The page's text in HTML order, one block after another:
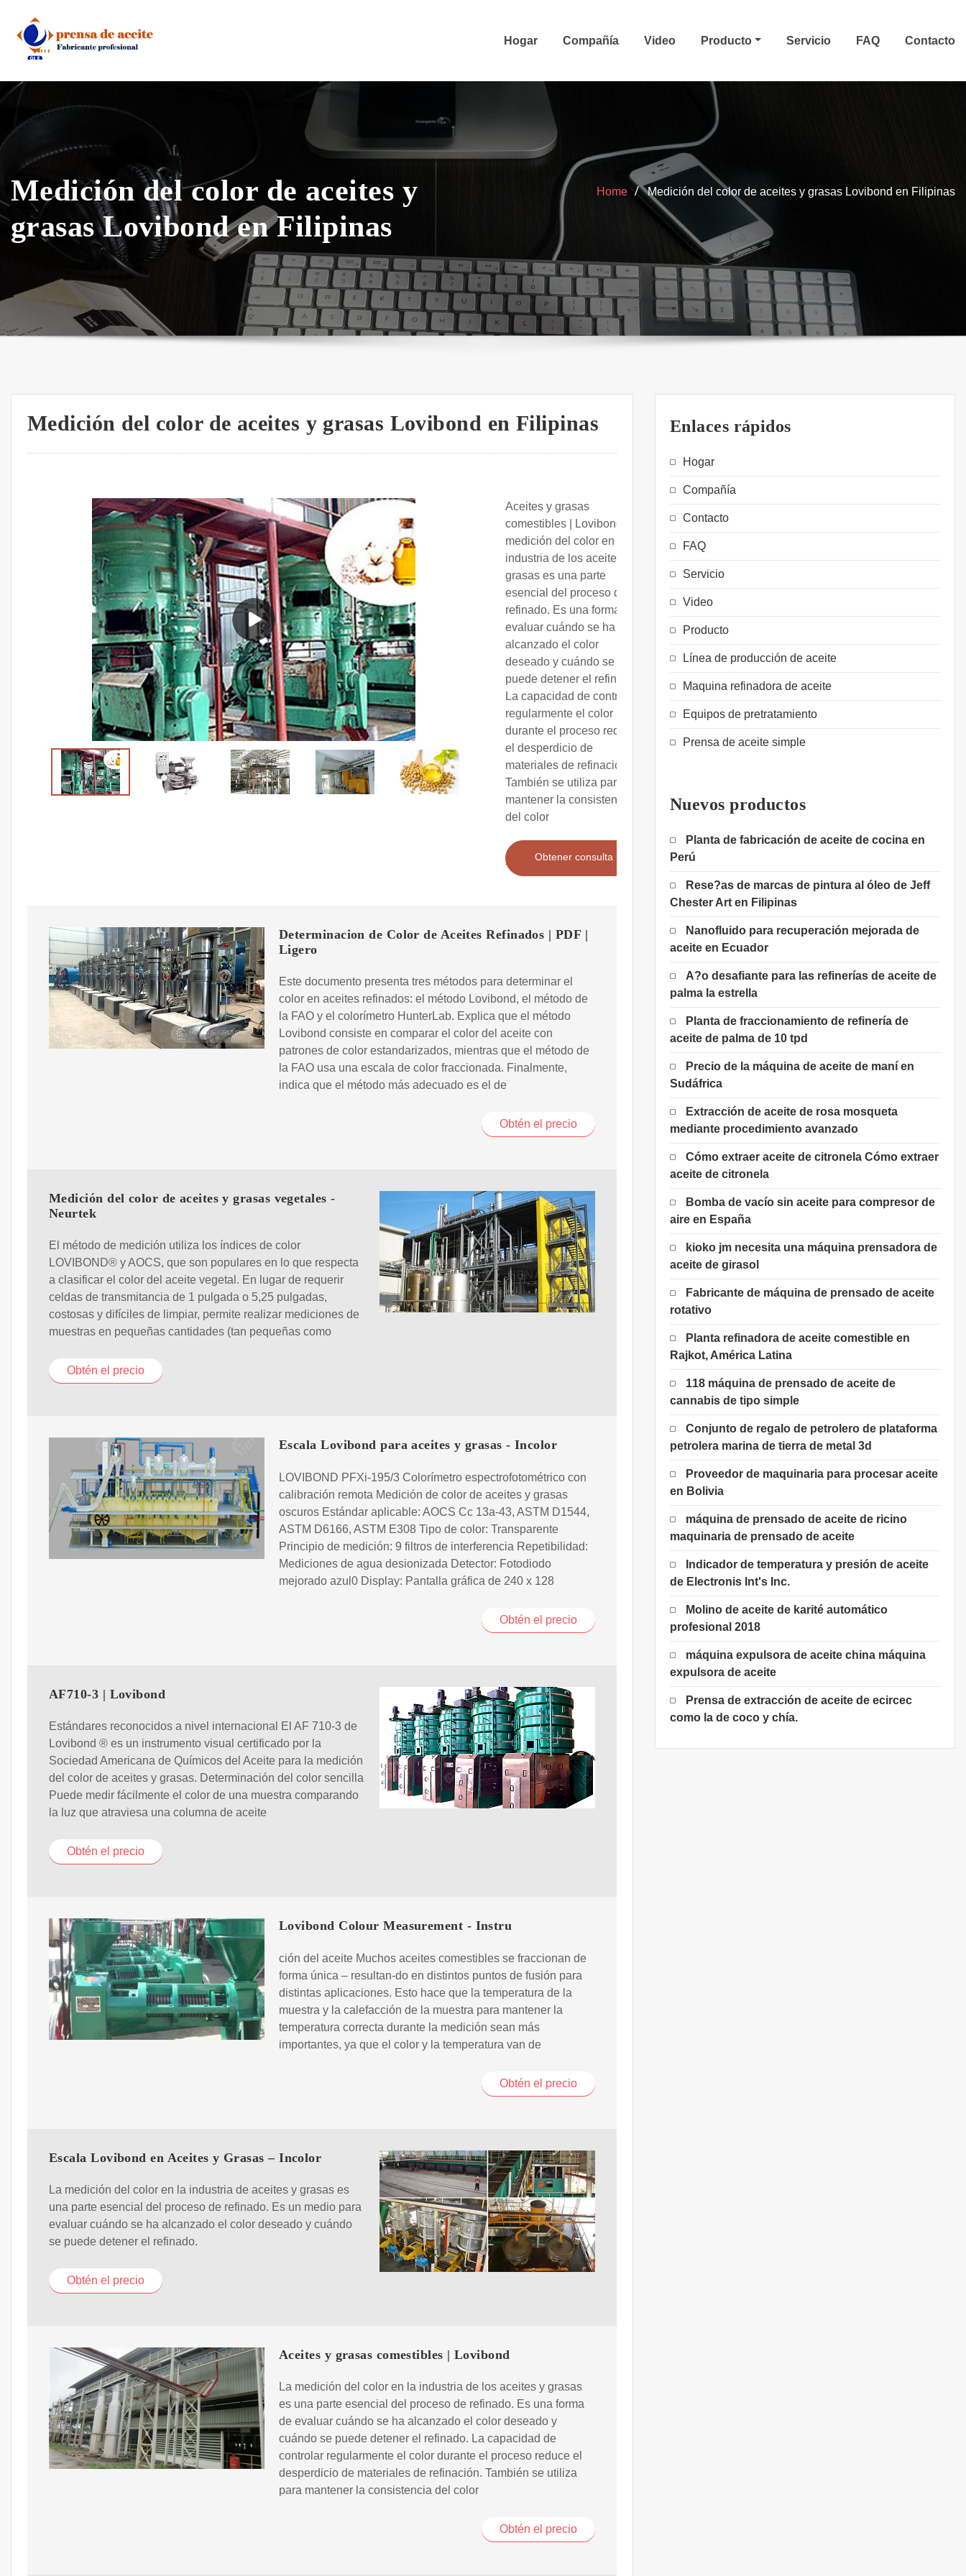
content
Hogar Compañía Video Producto Servicio FAQ Contacto
Medición del color de aceites y
grasas Lovibond en Filipinas
Home Medición del color de aceites y grasas Lovibond en Filipinas
Medición del color de aceites y grasas Lovibond en Filipinas
Aceites y grasas
comestibles | Lovibond. La
medición del color en la
industria de los aceites y
grasas es una parte
esencial del proceso de
refinado. Es una forma de
evaluar cuándo se ha
alcanzado el color
deseado y cuándo se
puede detener el refinado.
La capacidad de controlar
regularmente el color
durante el proceso reduce
el desperdicio de
materiales de refinación.
También se utiliza para
mantener la consistencia
del color
Obtener consulta
Determinacion de Color de Aceites Refinados | PDF |
Ligero
Este documento presenta tres métodos para determinar el
color en aceites refinados: el método Lovibond, el método de
la FAO y el colorímetro HunterLab. Explica que el método
Lovibond consiste en comparar el color del aceite con
patrones de color estandarizados, mientras que el método de
la FAO usa una escala de color fraccionada. Finalmente,
indica que el método más adecuado es el de
Obtén el precio
Medición del color de aceites y grasas vegetales -
Neurtek
El método de medición utiliza los índices de color
LOVIBOND® y AOCS, que son populares en lo que respecta
a clasificar el color del aceite vegetal. En lugar de requerir
celdas de transmitancia de 1 pulgada o 5,25 pulgadas,
costosas y difíciles de limpiar, permite realizar mediciones de
muestras en pequeñas cantidades (tan pequeñas como
Obtén el precio
Escala Lovibond para aceites y grasas - Incolor
LOVIBOND PFXi-195/3 Colorímetro espectrofotométrico con
calibración remota Medición de color de aceites y grasas
oscuros Estándar aplicable: AOCS Cc 13a-43, ASTM D1544,
ASTM D6166, ASTM E308 Tipo de color: Transparente
Principio de medición: 9 filtros de interferencia Repetibilidad:
Mediciones de agua desionizada Detector: Fotodiodo
mejorado azul0 Display: Pantalla gráfica de 240 x 128
Obtén el precio
AF710-3 | Lovibond
Estándares reconocidos a nivel internacional El AF 710-3 de
Lovibond ® es un instrumento visual certificado por la
Sociedad Americana de Químicos del Aceite para la medición
del color de aceites y grasas. Determinación del color sencilla
Puede medir fácilmente el color de una muestra comparando
la luz que atraviesa una columna de aceite
Obtén el precio
Lovibond Colour Measurement - Instru
ción del aceite Muchos aceites comestibles se fraccionan de
forma única – resultan-do en distintos puntos de fusión para
distintas aplicaciones. Esto hace que la temperatura de la
muestra y la calefacción de la muestra para mantener la
temperatura correcta durante la medición sean más
importantes, ya que el color y la temperatura van de
Obtén el precio
Escala Lovibond en Aceites y Grasas – Incolor
La medición del color en la industria de aceites y grasas es
una parte esencial del proceso de refinado. Es un medio para
evaluar cuándo se ha alcanzado el color deseado y cuándo
se puede detener el refinado.
Obtén el precio
Aceites y grasas comestibles | Lovibond
La medición del color en la industria de los aceites y grasas
es una parte esencial del proceso de refinado. Es una forma
de evaluar cuándo se ha alcanzado el color deseado y
cuándo se puede detener el refinado. La capacidad de
controlar regularmente el color durante el proceso reduce el
desperdicio de materiales de refinación. También se utiliza
para mantener la consistencia del color
Obtén el precio
Enlaces rápidos
Hogar
Compañía
Contacto
FAQ
Servicio
Video
Producto
Línea de producción de aceite
Maquina refinadora de aceite
Equipos de pretratamiento
Prensa de aceite simple
Nuevos productos
Planta de fabricación de aceite de cocina en
Perú
Rese?as de marcas de pintura al óleo de Jeff
Chester Art en Filipinas
Nanofluido para recuperación mejorada de
aceite en Ecuador
A?o desafiante para las refinerías de aceite de
palma la estrella
Planta de fraccionamiento de refinería de
aceite de palma de 10 tpd
Precio de la máquina de aceite de maní en
Sudáfrica
Extracción de aceite de rosa mosqueta
mediante procedimiento avanzado
Cómo extraer aceite de citronela Cómo extraer
aceite de citronela
Bomba de vacío sin aceite para compresor de
aire en España
kioko jm necesita una máquina prensadora de
aceite de girasol
Fabricante de máquina de prensado de aceite
rotativo
Planta refinadora de aceite comestible en
Rajkot, América Latina
118 máquina de prensado de aceite de
cannabis de tipo simple
Conjunto de regalo de petrolero de plataforma
petrolera marina de tierra de metal 3d
Proveedor de maquinaria para procesar aceite
en Bolivia
máquina de prensado de aceite de ricino
maquinaria de prensado de aceite
Indicador de temperatura y presión de aceite
de Electronis Int's Inc.
Molino de aceite de karité automático
profesional 2018
máquina expulsora de aceite china máquina
expulsora de aceite
Prensa de extracción de aceite de ecircec
como la de coco y chía.